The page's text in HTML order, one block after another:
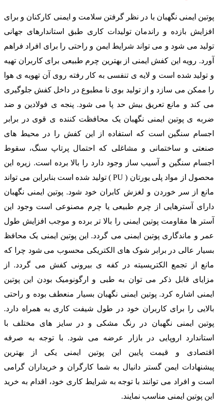
پوتین ایمنی نگهبان با در نظر گرفتن سلامت و ایمنی کارکنان و برای
افزایش بازده و راندمان تولیدات کاری طبق استاندارهای جهانی
تولید می شود و می تواند شرایط ایمن و راحتی را برای افراد فراهم
آورد. رویه این کفش ایمنی از بهترین چرم طبیعی برای کاربران تهیه
و تولید شده است و لایه ی تنفسی به کار رفته روی آن تهویه ی هوا
را ممکن می سازد و از تولید بوی نا مطبوع در داخل کفش جلوگیری
می کند و مانع تعریق بیش حد پا می شود. پنجه ی فولادین و ضد
ضربه ی پوتین ایمنی نگهبان یک محافظت کننده ی قوی در برابر
اجسام سنگین است که استفاده از این کفش را در محیط های
صنعتی و ساختمانی و مشاغلی که احتمال پرتاپ سنگ، سقوط
اجسام سنگین و آسیب ساز وجود دارد را بالا برده است. زیره این
محصول از مواد پلی یورتان ( PU ) تولید شده است بنابراین می تواند
مانع از سر خوردن و لغزش کابران خود شود. پوتین ایمنی نگهبان
دارای آسترهایی از چرم طبیعی یا چرم مصنوعی است وجود این
آستر ها مقاومت پوتین ایمنی را بالا تر برده و موجب افزایش طول
عمر و ماندگاری پوتین ایمنی می گردد. این پوتین ایمنی یک محافظ
بسیار عالی در برابر شوک های الکتریکی محسوب می شود چرا که
مانع از تجمع الکتریسیته در کفه ی بیرونی کفش می گردد. از
مزایای قابل ذکر می توان به طبی و ارگونومیک بودن این پوتین
ایمنی اشاره کرد. پوتین ایمنی نگهبان بسیار منعطف بوده و راحتی
بالایی را برای کاربران خود در طول شیفت کاری به همراه دارد.
پوتین ایمنی نگهبان در رنگ مشکی و در سایز های مختلف با
استاندارد اروپایی در بازار عرضه می شود. با توجه به صرفه
اقتصادی و قیمت پایین این پوتین ایمنی یکی از بهترین
پیشنهادات ایمن گستر دانیال به شما کارگران و خریداران گرامی
است و افراد می توانند با توجه به شرایط کاری خود، اقدام به خرید
این پوتین ایمنی مناسب نمایند.